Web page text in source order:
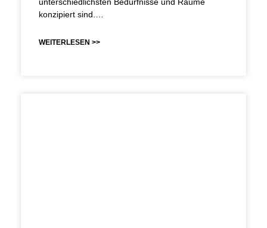
unterschiedlichsten Bedürfnisse und Räume
konzipiert sind.…
WEITERLESEN >>